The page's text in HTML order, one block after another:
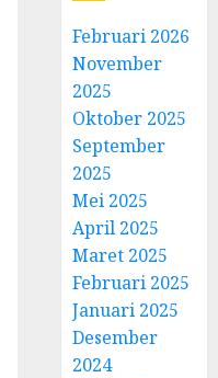
Februari 2026
November
2025
Oktober 2025
September
2025
Mei 2025
April 2025
Maret 2025
Februari 2025
Januari 2025
Desember
2024